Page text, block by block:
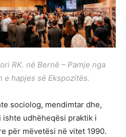
RK. në Bernë – Pamje nga
e hapjes së Ekspozitës.
sociolog, mendimtar dhe,
ishte udhëheqësi praktik i
për mëvetësi në vitet 1990.